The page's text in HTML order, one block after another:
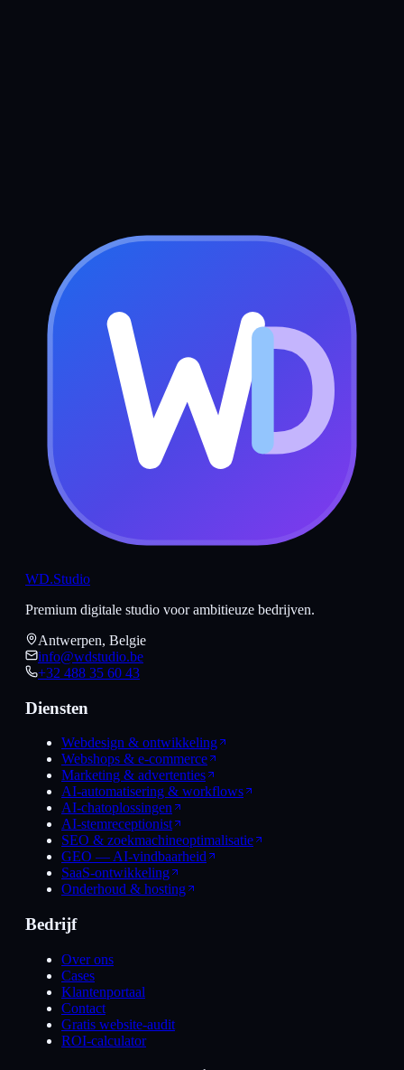
WD.Studio
Premium digitale studio voor ambitieuze bedrijven.
Antwerpen, Belgie
info@wdstudio.be
+32 488 35 60 43
Diensten
Webdesign & ontwikkeling
Webshops & e-commerce
Marketing & advertenties
AI-automatisering & workflows
AI-chatoplossingen
AI-stemreceptionist
SEO & zoekmachineoptimalisatie
GEO — AI-vindbaarheid
SaaS-ontwikkeling
Onderhoud & hosting
Bedrijf
Over ons
Cases
Klantenportaal
Contact
Gratis website-audit
ROI-calculator